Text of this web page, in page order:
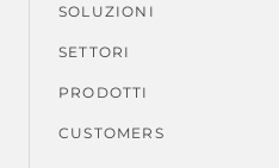
Menu
di
piè
SOLUZIONI
SETTORI
PRODOTTI
CUSTOMERS